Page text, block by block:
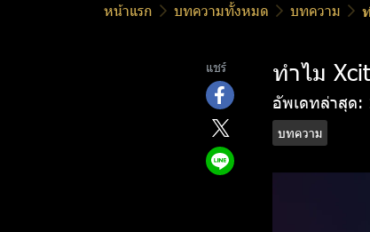
หน้าแรก บทความทั้งหมด บทความ
แชร์ ทำไม
อัพเดทล่าสุด:
บทความ